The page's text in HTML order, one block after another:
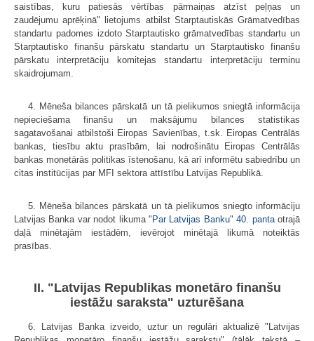
saistības, kuru patiesās vērtības pārmaiņas atzīst peļņas un
zaudējumu aprēķinā" lietojums atbilst Starptautiskās Grāmatvedības
standartu padomes izdoto Starptautisko grāmatvedības standartu un
Starptautisko finanšu pārskatu standartu un Starptautisko finanšu
pārskatu interpretāciju komitejas standartu interpretāciju terminu
skaidrojumam.
4. Mēneša bilances pārskatā un tā pielikumos sniegtā informācija
nepieciešama finanšu un maksājumu bilances statistikas
sagatavošanai atbilstoši Eiropas Savienības, t.sk. Eiropas Centrālās
bankas, tiesību aktu prasībām, lai nodrošinātu Eiropas Centrālās
bankas monetārās politikas īstenošanu, kā arī informētu sabiedrību un
citas institūcijas par MFI sektora attīstību Latvijas Republikā.
5. Mēneša bilances pārskatā un tā pielikumos sniegto informāciju
Latvijas Banka var nodot likuma "Par Latvijas Banku"40. pantaotrajā
daļā minētajām iestādēm, ievērojot minētajā likumā noteiktās
prasības.
II. "Latvijas Republikas monetāro finanšu
iestāžu saraksta" uzturēšana
6. Latvijas Banka izveido, uztur un regulāri aktualizē "Latvijas